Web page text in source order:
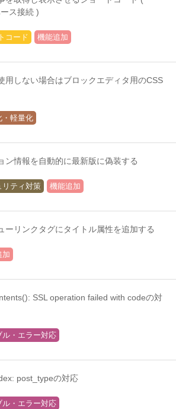
ス接続 )
コード 機能追加
用しない場合はブロックエディタ用のCSS
・軽量化
ン情報を自動的に最新版に偽装する
リティ対策 機能追加
ーリンクタグにタイトル属性を追加する
加
SSL operation failed with codeの対
ル・エラー対応
post_typeの対応
ル・エラー対応